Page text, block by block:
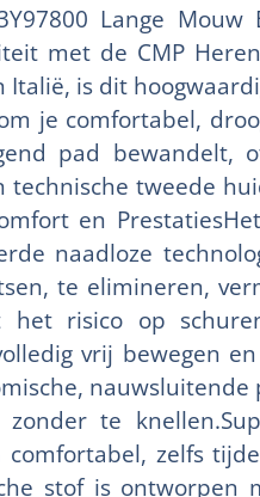
Lange
met de CMP
is dit
je comfortabel,
pad bewandelt,
tweede
en
naadloze
te elimineren,
risico op
vrij bewegen
nauwsluitende
te
zelfs
stof is ontworpen